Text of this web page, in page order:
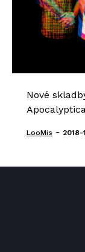
Nové
LooMis - 2018-